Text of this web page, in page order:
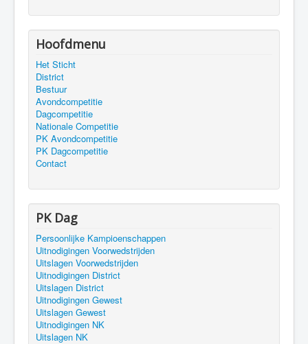
Hoofdmenu
Het Sticht
District
Bestuur
Avondcompetitie
Dagcompetitie
Nationale Competitie
PK Avondcompetitie
PK Dagcompetitie
Contact
PK Dag
Persoonlijke Kampioenschappen
Uitnodigingen Voorwedstrijden
Uitslagen Voorwedstrijden
Uitnodigingen District
Uitslagen District
Uitnodigingen Gewest
Uitslagen Gewest
Uitnodigingen NK
Uitslagen NK